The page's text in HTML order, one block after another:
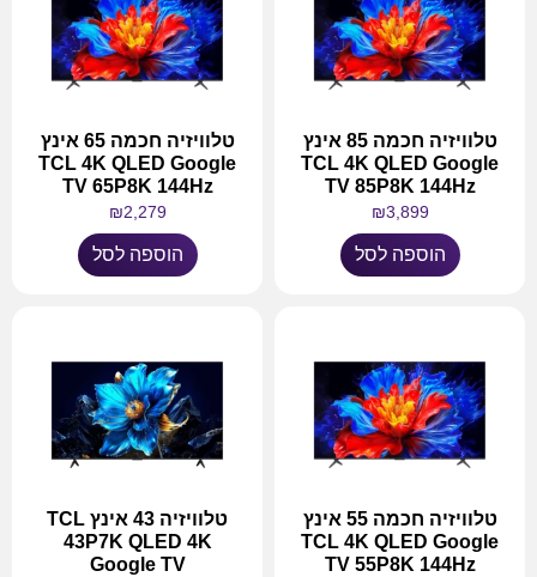
טלוויזיה חכמה 85 אינץ
TCL 4K QLED Google
TV 85P8K 144Hz
₪3,899
הוספה לסל
טלוויזיה חכמה 65 אינץ
TCL 4K QLED Google
TV 65P8K 144Hz
₪2,279
הוספה לסל
טלוויזיה חכמה 55 אינץ
TCL 4K QLED Google
TV 55P8K 144Hz
טלוויזיה 43 אינץ TCL
43P7K QLED 4K
Google TV